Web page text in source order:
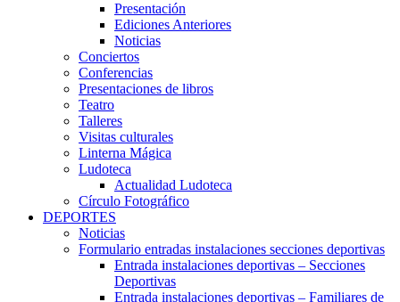
Presentación
Ediciones Anteriores
Noticias
Conciertos
Conferencias
Presentaciones de libros
Teatro
Talleres
Visitas culturales
Linterna Mágica
Ludoteca
Actualidad Ludoteca
Círculo Fotográfico
DEPORTES
Noticias
Formulario entradas instalaciones secciones deportivas
Entrada instalaciones deportivas – Secciones
Deportivas
Entrada instalaciones deportivas – Familiares de